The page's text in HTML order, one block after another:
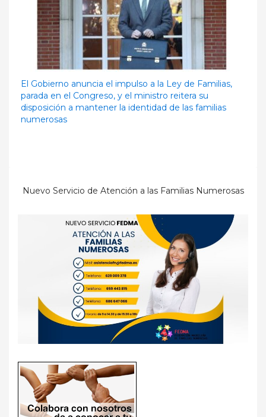
El Gobierno anuncia el impulso a la Ley de Familias,
parada en el Congreso, y el ministro reitera su
disposición a mantener la identidad de las familias
numerosas
Nuevo Servicio de Atención a las Familias Numerosas